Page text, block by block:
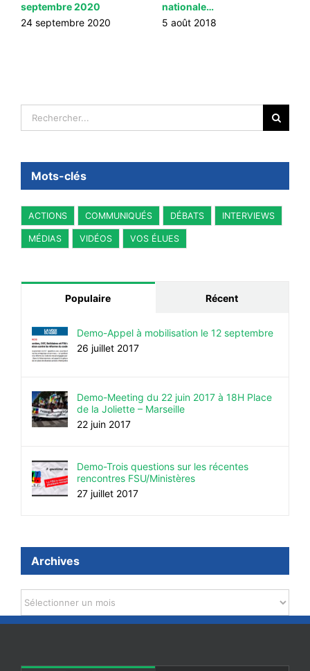
septembre 2020
24 septembre 2020
nationale…
5 août 2018
Rechercher:
Mots-clés
ACTIONS COMMUNIQUÉS DÉBATS INTERVIEWS
MÉDIAS VIDÉOS VOS ÉLUES
Populaire Récent
Demo-Appel à mobilisation le 12 septembre
26 juillet 2017
Demo-Meeting du 22 juin 2017 à 18H Place
de la Joliette – Marseille
22 juin 2017
Demo-Trois questions sur les récentes
rencontres FSU/Ministères
27 juillet 2017
Archives
Archives